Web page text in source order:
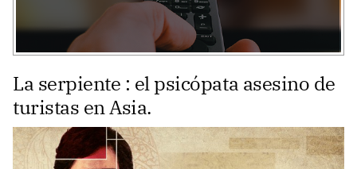
La serpiente : el psicópata asesino de
turistas en Asia.